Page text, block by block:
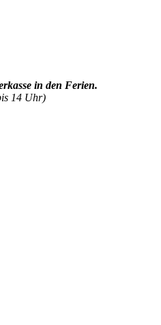
in den Ferien.
14 Uhr)